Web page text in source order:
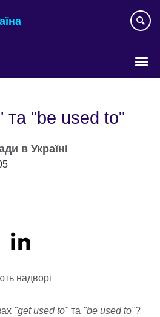
та "be used to"
в Україні
"get used to"та "be used to"?